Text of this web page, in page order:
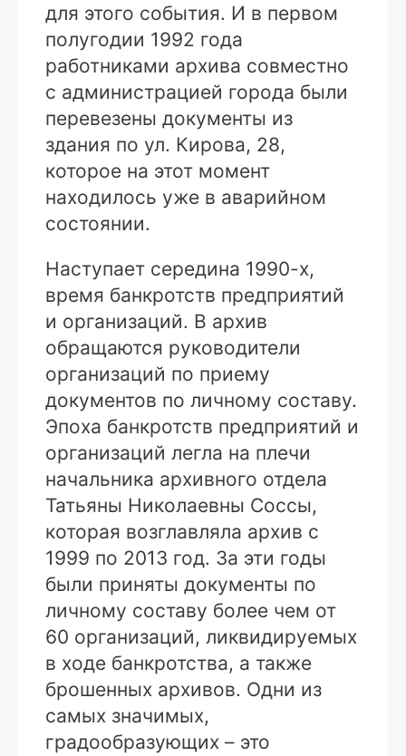
для этого события. И в первом
полугодии 1992 года
работниками архива совместно
с администрацией города были
перевезены документы из
здания по ул. Кирова, 28,
которое на этот момент
находилось уже в аварийном
состоянии.
Наступает середина 1990-х,
время банкротств предприятий
и организаций. В архив
обращаются руководители
организаций по приему
документов по личному составу.
Эпоха банкротств предприятий и
организаций легла на плечи
начальника архивного отдела
Татьяны Николаевны Соссы,
которая возглавляла архив с
1999 по 2013 год. За эти годы
были приняты документы по
личному составу более чем от
60 организаций, ликвидируемых
в ходе банкротства, а также
брошенных архивов. Одни из
самых значимых,
градообразующих – это